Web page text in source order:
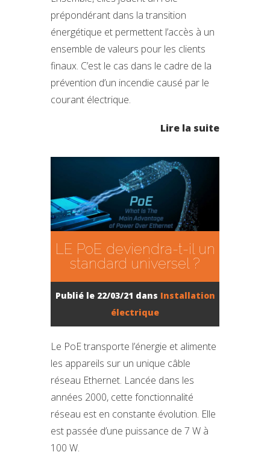
prépondérant dans la transition
énergétique et permettent l’accès à un
ensemble de valeurs pour les clients
finaux. C’est le cas dans le cadre de la
prévention d’un incendie causé par le
courant électrique.
Lire la suite
LE PoE deviendra-t-il un
standard universel ?
Publié le 22/03/21 dans Installation
électrique
Le PoE transporte l’énergie et alimente
les appareils sur un unique câble
réseau Ethernet. Lancée dans les
années 2000, cette fonctionnalité
réseau est en constante évolution. Elle
est passée d’une puissance de 7 W à
100 W.